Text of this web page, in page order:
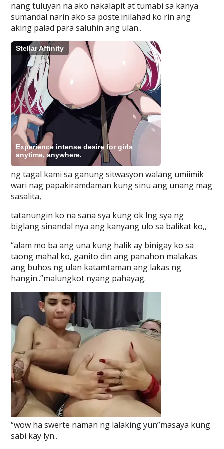
nang tuluyan na ako nakalapit at tumabi sa kanya
sumandal narin ako sa poste.inilahad ko rin ang
aking palad para saluhin ang ulan..
ng tagal kami sa ganung sitwasyon walang umiimik
wari nag papakiramdaman kung sinu ang unang mag
sasalita,
tatanungin ko na sana sya kung ok lng sya ng
biglang sinandal nya ang kanyang ulo sa balikat ko,,
“alam mo ba ang una kung halik ay binigay ko sa
taong mahal ko, ganito din ang panahon malakas
ang buhos ng ulan katamtaman ang lakas ng
hangin..”malungkot nyang pahayag.
“wow ha swerte naman ng lalaking yun”masaya kung
sabi kay lyn..